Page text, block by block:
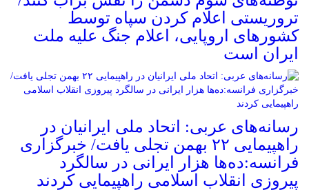
تروریستی اعلام کردن سپاه توسط
کشورهای اروپایی، اعلام جنگ علیه ملت
ایران است
رسانه‌های عربی: اتحاد ملی ایرانیان در
راهپیمایی ۲۲ بهمن تجلی یافت/ خبرگزاری
فرانسه:ده‌ها هزار ایرانی در سالگرد
پیروزی انقلاب اسلامی راهپیمایی کردند